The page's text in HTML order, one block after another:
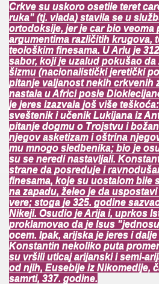
Crkve su uskoro osetile teret
ruka" (tj. vlada) stavila se u
ortodoksije, jer je car bio veoma
argumentima različitih krugova,
teološkim finesama. U Arlu je
sabor, koji je uzalud pokušao
šizmu (nacionalistički jeretički
pitanje valjanost nekih crkvenih
nastala u Africi posle
je jeres izazvala još više
sveštenik i učenik Lukijana iz
pitanje dogmu o Trojstvu i
njegov asketizam i oštrina
mu mnogo sledbenika; bio je
su se neredi nastavljali.
strane da posreduje i
finesama, koje su uostalom bile
na zapadu, želeo je da
vere; stoga je 325. godine
Nikeji. Osudio je Arija i, uprkos
proklamovao da je Isus
ocem. Ipak, arijska je jeres i
Konstantin nekoliko puta
su vršili uticaj arijanski i semi-
od njih, Eusebije iz Nikomedije,
samrti, 337. godine.